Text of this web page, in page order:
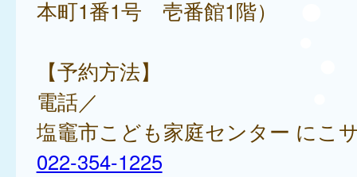
本町1番1号 壱番館1階）
【予約方法】
電話／
塩竈市こども家庭センター にこ
022-354-1225